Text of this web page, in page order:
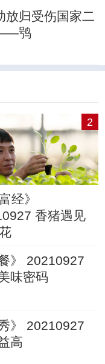
放归受伤国家二
鸮
2
经》
香猪遇见
》 20210927
味密码
》 20210927
高